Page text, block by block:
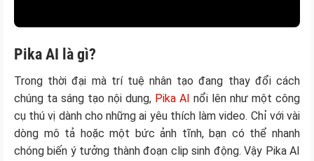
Pika AI là gì?
Trong thời đại mà trí tuệ nhân tạo đang thay đổi cách
chúng ta sáng tạo nội dung, Pika AI nổi lên như một công
cụ thú vị dành cho những ai yêu thích làm video. Chỉ với vài
dòng mô tả hoặc một bức ảnh tĩnh, bạn có thể nhanh
chóng biến ý tưởng thành đoạn clip sinh động. Vậy Pika AI